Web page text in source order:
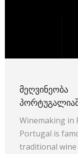
ᲛᲔᲦᲕᲘᲜᲔᲝᲑᲐ
Winemaking in
Portugal is
traditional wine